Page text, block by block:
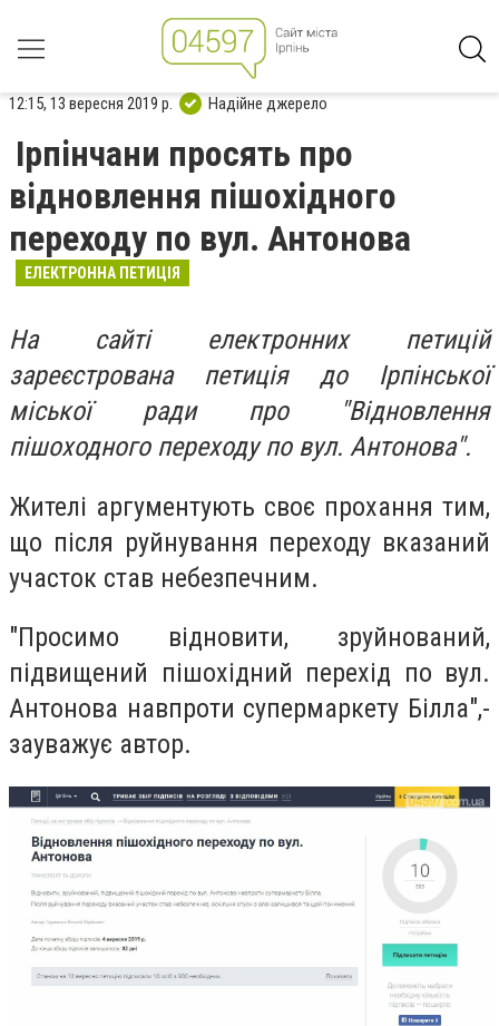
12:15, 13 вересня 2019 р. Надійне джерело
Ірпінчани просять про
відновлення пішохідного
переходу по вул. Антонова
ЕЛЕКТРОННА ПЕТИЦІЯ
На сайті електронних петицій
зареєстрована петиція до Ірпінської
міської ради про "Відновлення
пішоходного переходу по вул. Антонова".
Жителі аргументують своє прохання тим,
що після руйнування переходу вказаний
участок став небезпечним.
"Просимо відновити, зруйнований,
підвищений пішохідний перехід по вул.
Антонова навпроти супермаркету Білла",-
зауважує автор.